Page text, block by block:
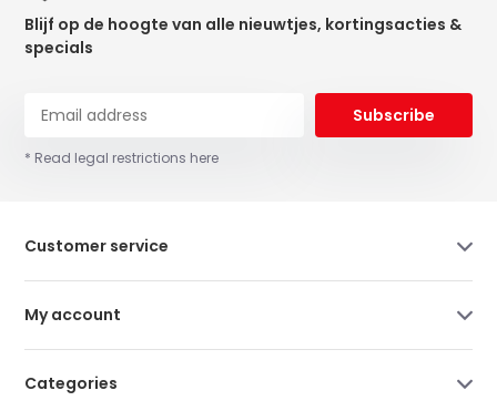
Blijf op de hoogte van alle nieuwtjes, kortingsacties &
specials
Subscribe
* Read legal restrictions here
Customer service
My account
Categories